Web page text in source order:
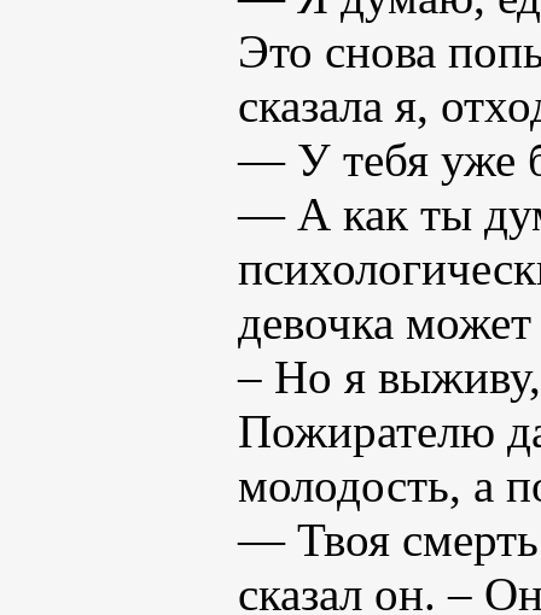
Это снова
сказала я,
— У тебя уже
— А как ты
девочка
– Но я
Пожирателю
молодость, а
— Твоя
сказал он. –